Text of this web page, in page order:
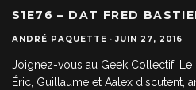
S1E76 – DAT FRED
ANDRÉ PAQUETTE · JUIN 27, 2016
Joignez-vous au Geek Collectif: Le
Éric, Guillaume et Aalex discutent,